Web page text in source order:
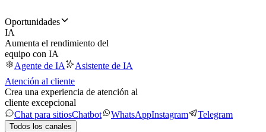
Oportunidades
IA
Aumenta el rendimiento del
equipo con IA
Agente de IA
Asistente de IA
Atención al cliente
Crea una experiencia de atención al
cliente excepcional
Chat para sitiosChatbot WhatsAppInstagram Telegram
Todos los canales